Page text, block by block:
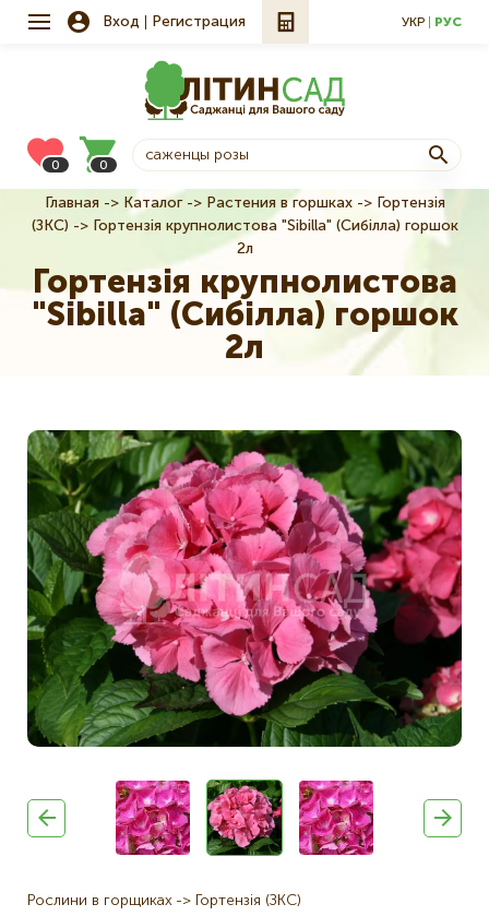
Вход Регистрация УКР РУС
0 0
Строка
Главная Каталог Растения в горшках
Гортензія
(ЗКС)
Гортензія крупнолистова "Sibilla" (Сибілла) горшок
2л
Гортензія крупнолистова
"Sibilla" (Сибілла) горшок
2л
Рослини в горщиках
Гортензія (ЗКС)